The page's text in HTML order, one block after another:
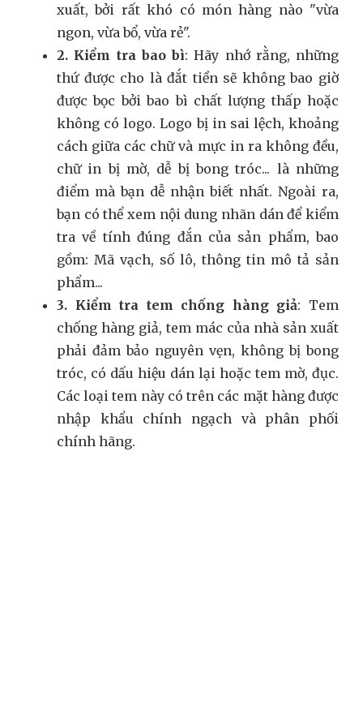
xuất, bởi rất khó có món hàng nào "vừa
ngon, vừa bổ, vừa rẻ".
2. Kiểm tra bao bì: Hãy nhớ rằng, những
thứ được cho là đắt tiền sẽ không bao giờ
được bọc bởi bao bì chất lượng thấp hoặc
không có logo. Logo bị in sai lệch, khoảng
cách giữa các chữ và mực in ra không đều,
chữ in bị mờ, dễ bị bong tróc... là những
điểm mà bạn dễ nhận biết nhất. Ngoài ra,
bạn có thể xem nội dung nhãn dán để kiểm
tra về tính đúng đắn của sản phẩm, bao
gồm: Mã vạch, số lô, thông tin mô tả sản
phẩm...
3. Kiểm tra tem chống hàng giả: Tem
chống hàng giả, tem mác của nhà sản xuất
phải đảm bảo nguyên vẹn, không bị bong
tróc, có dấu hiệu dán lại hoặc tem mờ, đục.
Các loại tem này có trên các mặt hàng được
nhập khẩu chính ngạch và phân phối
chính hãng.